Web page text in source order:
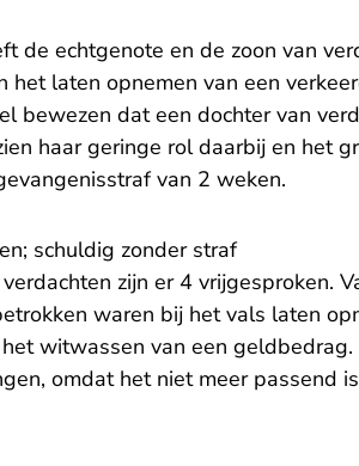
de echtgenote en de zoon van
het laten opnemen van een
bewezen dat een dochter van
haar geringe rol daarbij en het
van 2 weken.
schuldig zonder straf
zijn er 4 vrijgesproken.
waren bij het vals laten
witwassen van een
omdat het niet meer passend